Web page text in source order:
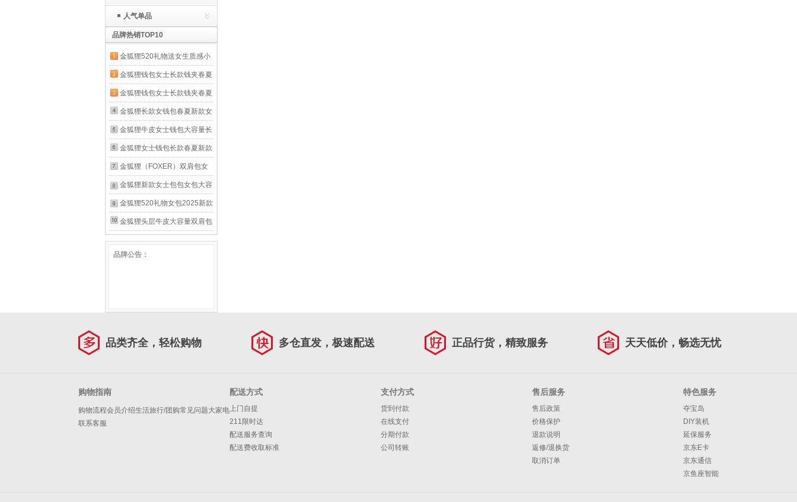
人气单品
品牌热销TOP10
金狐狸520礼物送女生质感小
包包女黑色菱格链条女包时尚
百搭单肩斜挎包 黑色(大)
金狐狸钱包女士长款钱夹春夏
新款按扣女钱包大容量手拿包
长票夹 金色
金狐狸钱包女士长款钱夹春夏
新款按扣女钱包大容量手拿包
长票夹 黑色
金狐狸长款女钱包春夏新款女
士拉链手包手挽手拿包大容量
皮夹牛皮女包 黑色
金狐狸牛皮女士钱包大容量长
款卡包钱票夹手拿包零钱包新
款女友生日礼物 玫瑰
金.JD2051360POP09F1W
金狐狸女士钱包长款春夏新款
韩版牛皮多功能钱夹手机拉链
手拿包女牛皮包 玫瑰金
金狐狸（FOXER）双肩包女
开学新款韩版大学生新学期时
尚休闲背包潮旅行大容量书包
黑色 JD982053F1A
金狐狸新款女士包包女包大容
量单肩斜挎包手机包妈妈包新
款圣诞节礼物 咖色 (A款）
金狐狸520礼物女包2025新款
复古印花斜挎女士包包时尚老
金狐狸头层牛皮大容量双肩包
女款2025新款时尚学生书包
旅游旅行包背包女 黑色
品牌公告：
品类齐全，轻松购物 多仓直发，极速配送 正品行货，精致服务 天天低价，畅选无忧
购物指南
购物流程会员介绍生活旅行/团购常见问题大家电
联系客服
配送方式
上门自提
211限时达
配送服务查询
配送费收取标准
支付方式
货到付款
在线支付
分期付款
公司转账
售后服务
售后政策
价格保护
退款说明
返修/退换货
取消订单
特色服务
夺宝岛
DIY装机
延保服务
京东E卡
京东通信
京鱼座智能